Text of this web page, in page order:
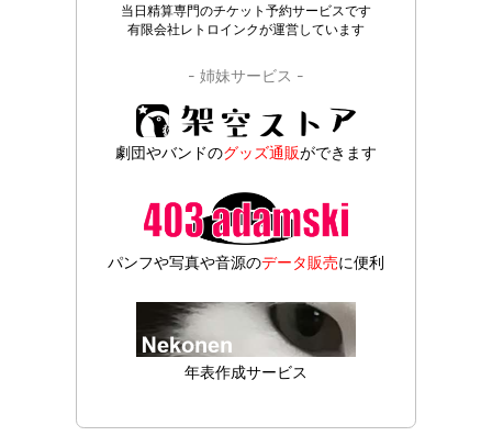
当日精算専門のチケット予約サービスです
有限会社レトロインクが運営しています
- 姉妹サービス -
劇団やバンドのグッズ通販ができます
パンフや写真や音源のデータ販売に便利
年表作成サービス